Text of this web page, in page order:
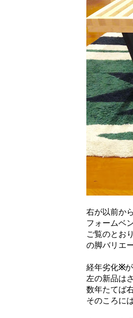
右が以前か
フォームベ
ご覧のとお
の脚バリエ
経年劣化※
左の新品は
数年たてば
そのころに